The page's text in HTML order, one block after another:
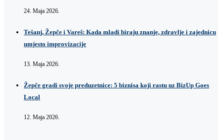
24. Maja 2026.
Tešanj, Žepče i Vareš: Kada mladi biraju znanje, zdravlje i zajednicu
umjesto improvizacije
13. Maja 2026.
Žepče gradi svoje preduzetnice: 5 biznisa koji rastu uz BizUp Goes
Local
12. Maja 2026.